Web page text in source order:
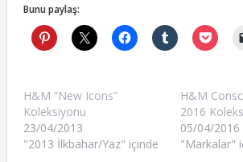
Bunu paylaş:
H&M “New Icons”
Koleksiyonu
23/04/2013
"2013 İlkbahar/Yaz" içinde
H&M
2016
05/04/2016
"Markalar"